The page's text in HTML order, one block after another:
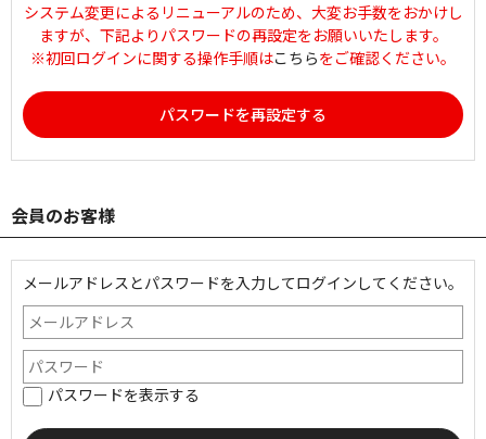
システム変更によるリニューアルのため、大変お手数をおかけし
ますが、下記よりパスワードの再設定をお願いいたします。
※初回ログインに関する操作手順はこちらをご確認ください。
パスワードを再設定する
会員のお客様
メールアドレスとパスワードを入力してログインしてください。
パスワードを表示する